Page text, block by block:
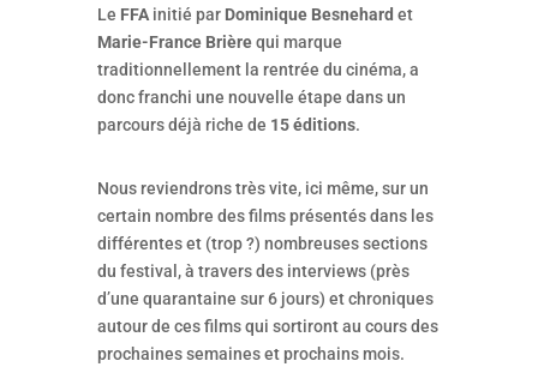
Le FFAinitié par Dominique Besnehard et
Marie-France Brièrequi marque
traditionnellement la rentrée du cinéma, a
donc franchi une nouvelle étape dans un
parcours déjà riche de 15 éditions.
Nous reviendrons très vite, ici même, sur un
certain nombre des films présentés dans les
différentes et (trop ?) nombreuses sections
du festival, à travers des interviews (près
d’une quarantaine sur 6 jours) et chroniques
autour de ces films qui sortiront au cours des
prochaines semaines et prochains mois.